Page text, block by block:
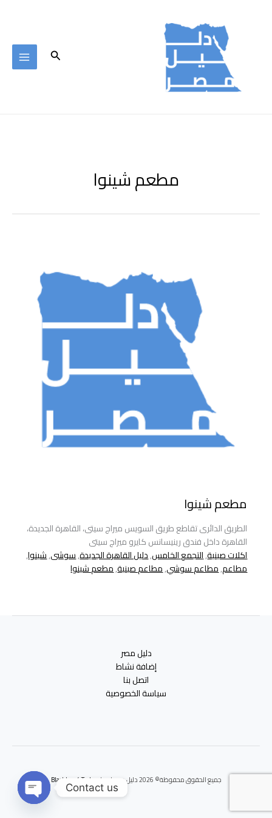
البحث
مطعم شينوا
مطعم شينوا
الطريق الدائرى تقاطع طريق السويس ميراج سيتى، القاهرة الجديدة،
القاهرة داخل فندق رينيسانس كايرو ميراج سيتى
اكلات صينية,التجمع الخامس,دليل القاهرة الجديدة,سوشى,شينوا,
مطاعم,مطاعم سوشي,مطاعم صينية,مطعم شينوا
دليل مصر
إضافة نشاط
اتصل بنا
سياسة الخصوصية
جميع الحقوق محفوظة© 2026 دليل مصر | برعايه Blackbox 4 Tech
Contact us
Open